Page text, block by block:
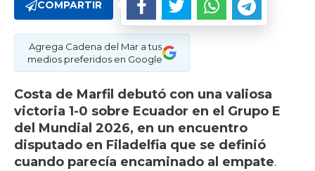
COMPARTIR
Agrega Cadena del Mar a tus
medios preferidos en Google
Costa de Marfil debutó con una valiosa
victoria 1-0 sobre Ecuador en el Grupo E
del Mundial 2026, en un encuentro
disputado en Filadelfia que se definió
cuando parecía encaminado al empate.